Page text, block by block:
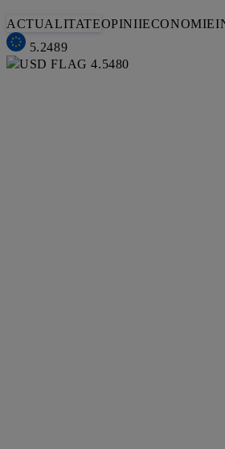
ACTUALITATEOPINIIECONOMIE
5.2489
4.5480